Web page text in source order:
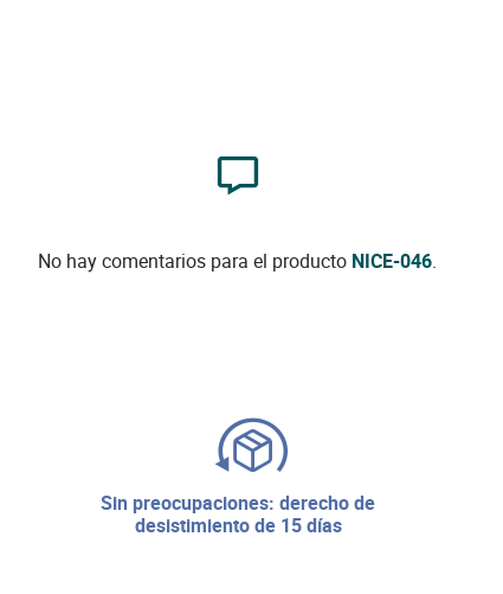
No hay comentarios para el producto NICE-046.
sin preocupaciones: derecho de
desistimiento de 15 días